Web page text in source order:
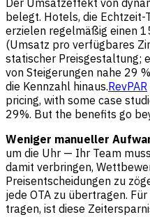
Der Umsatzeffekt von
belegt. Hotels, die
erzielen regelmäßig einen
(Umsatz pro verfügbares
statischer Preisgestaltung;
von Steigerungen nahe 29
die Kennzahl hinaus.RevPAR
pricing, with some case
29%. But the benefits go
Weniger manueller
um die Uhr — Ihr Team
damit verbringen,
Preisentscheidungen zu
jede OTA zu übertragen.
tragen, ist diese